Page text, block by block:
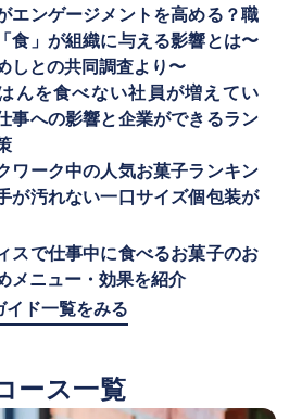
エンゲージメントを高める？職
食」が組織に与える影響とは〜
しとの共同調査より〜
んを食べない社員が増えてい
事への影響と企業ができるラン
ワーク中の人気お菓子ランキン
が汚れない一口サイズ個包装が
スで仕事中に食べるお菓子のお
メニュー・効果を紹介
イド一覧をみる
ース一覧